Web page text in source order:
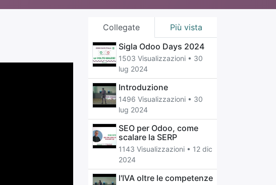
Collegate
Più vista
Sigla Odoo Days 2024
1503 Visualizzazioni • 30
lug 2024
Introduzione
1496 Visualizzazioni • 30
lug 2024
SEO per Odoo, come
scalare la SERP
1143 Visualizzazioni • 12 dic
2024
l'IVA oltre le competenze